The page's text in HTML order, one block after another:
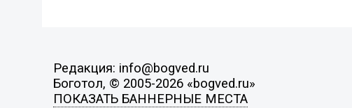
Редакция: info@bogved.ru
Боготол, © 2005-2026 «bogved.ru»
ПОКАЗАТЬ БАННЕРНЫЕ МЕСТА